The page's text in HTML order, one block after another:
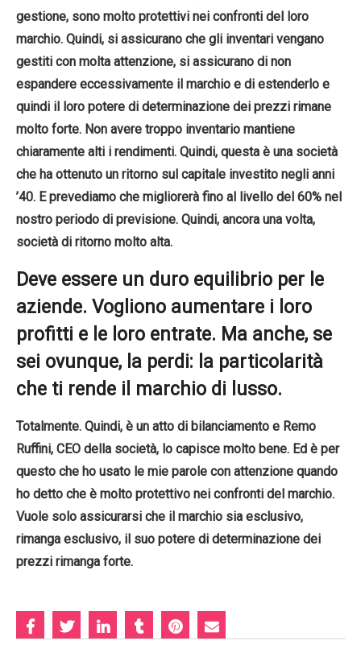
gestione, sono molto protettivi nei confronti del loro
marchio. Quindi, si assicurano che gli inventari vengano
gestiti con molta attenzione, si assicurano di non
espandere eccessivamente il marchio e di estenderlo e
quindi il loro potere di determinazione dei prezzi rimane
molto forte. Non avere troppo inventario mantiene
chiaramente alti i rendimenti. Quindi, questa è una società
che ha ottenuto un ritorno sul capitale investito negli anni
’40. E prevediamo che migliorerà fino al livello del 60% nel
nostro periodo di previsione. Quindi, ancora una volta,
società di ritorno molto alta.
Deve essere un duro equilibrio per le
aziende. Vogliono aumentare i loro
profitti e le loro entrate. Ma anche, se
sei ovunque, la perdi: la particolarità
che ti rende il marchio di lusso.
Totalmente. Quindi, è un atto di bilanciamento e Remo
Ruffini, CEO della società, lo capisce molto bene. Ed è per
questo che ho usato le mie parole con attenzione quando
ho detto che è molto protettivo nei confronti del marchio.
Vuole solo assicurarsi che il marchio sia esclusivo,
rimanga esclusivo, il suo potere di determinazione dei
prezzi rimanga forte.